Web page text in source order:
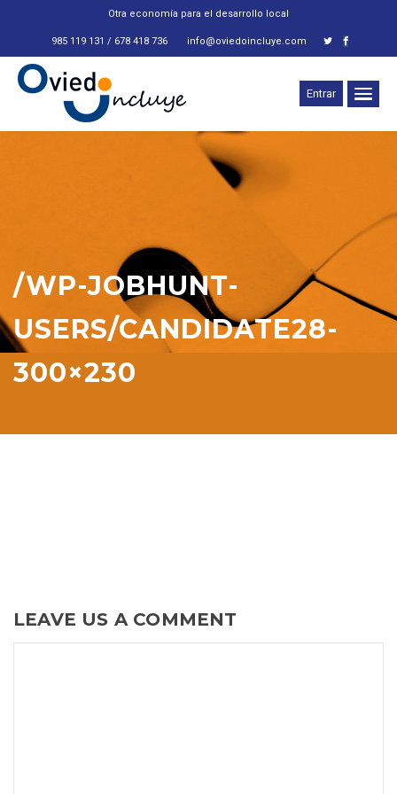
Otra economía para el desarrollo local
985 119 131 / 678 418 736 info@oviedoincluye.com
Entrar
/WP-JOBHUNT-
USERS/CANDIDATE28-
300×230
LEAVE US A COMMENT